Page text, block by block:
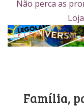
Não perca as
Família,